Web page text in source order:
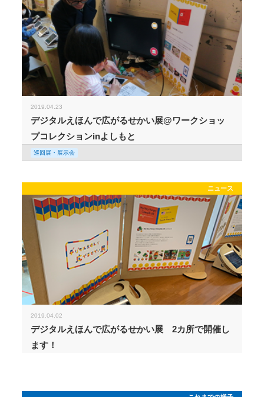
2019.04.23
デジタルえほんで広がるせかい展@ワークショッ
プコレクションinよしもと
巡回展・展示会
ニュース
2019.04.02
デジタルえほんで広がるせかい展 2カ所で開催し
ます！